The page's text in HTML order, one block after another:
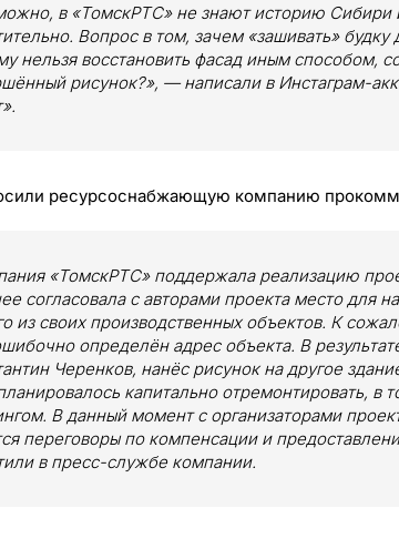
в «ТомскРТС» не знают историю Сибири
Вопрос в том, зачем «зашивать»
нельзя восстановить фасад иным способом,
рисунок?», — написали в Инстаграм-
ресурсоснабжающую компанию
«ТомскРТС» поддержала реализацию
согласовала с авторами проекта место для
из своих производственных объектов. К
определён адрес объекта. В
Черенков, нанёс рисунок на другое
капитально отремонтировать, в
В данный момент с организаторами
переговоры по компенсации и
в пресс-службе компании.